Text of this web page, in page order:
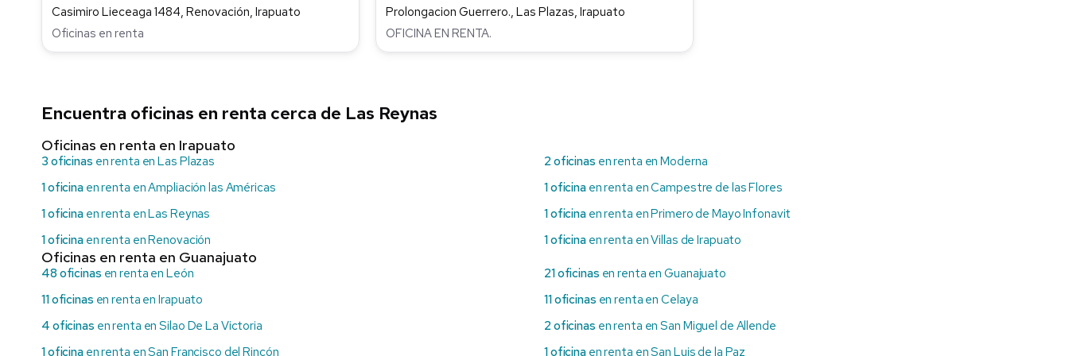
Casimiro Lieceaga 1484, Renovación, Irapuato
Oficinas en renta
Prolongacion Guerrero., Las Plazas, Irapuato
OFICINA EN RENTA.
Encuentra oficinas en renta cerca de Las Reynas
Oficinas en renta en Irapuato
3 oficinas en renta en Las Plazas 2 oficinas en renta en Moderna
1 oficinaen renta en Ampliación las Américas 1 oficinaen renta en Campestre de las Flores
1 oficinaen renta en Las Reynas 1 oficinaen renta en Primero de Mayo Infonavit
1 oficinaen renta en Renovación 1 oficinaen renta en Villas de Irapuato
Oficinas en renta en Guanajuato
48 oficinas en renta en León 21 oficinas en renta en Guanajuato
11 oficinas en renta en Irapuato 11 oficinas en renta en Celaya
4 oficinas en renta en Silao De La Victoria 2 oficinas en renta en San Miguel de Allende
1 oficinaen renta en San Francisco del Rincón 1 oficinaen renta en San Luis de la Paz